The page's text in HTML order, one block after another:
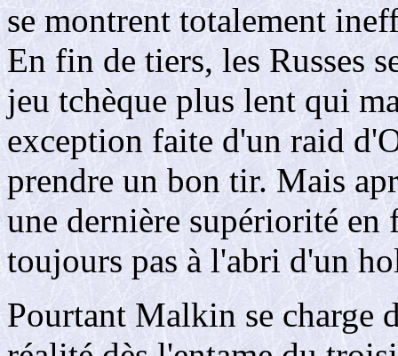
se montrent totalement
En fin de tiers, les Russes
jeu tchèque plus lent qui
exception faite d'un raid
prendre un bon tir. Mais
une dernière supériorité en
toujours pas à l'abri d'un
Pourtant Malkin se charge